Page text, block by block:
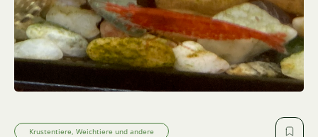
Krustentiere, Weichtiere und andere